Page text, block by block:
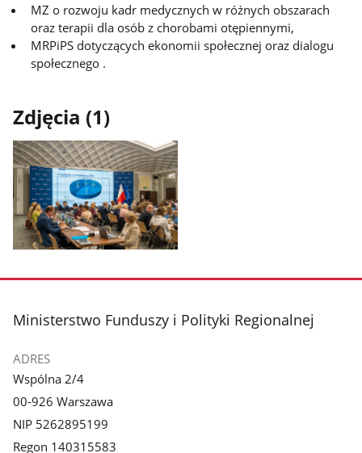
MZ o rozwoju kadr medycznych w różnych obszarach
oraz terapii dla osób z chorobami otępiennymi,
MRPiPS dotyczących ekonomii społecznej oraz dialogu
społecznego .
Zdjęcia (1)
zdjęcie
galerii.
stopka
Ministerstwo Funduszy i Polityki Regionalnej
ADRES
Wspólna 2/4
00-926 Warszawa
NIP 5262895199
Regon 140315583